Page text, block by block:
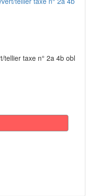
tellier taxe n° 2a 4b obl